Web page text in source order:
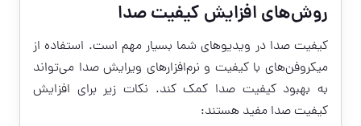
روش‌های افزایش کیفیت صدا
کیفیت صدا در ویدیوهای شما بسیار مهم است. استفاده از
میکروفن‌های با کیفیت و نرم‌افزارهای ویرایش صدا می‌تواند
به بهبود کیفیت صدا کمک کند. نکات زیر برای افزایش
کیفیت صدا مفید هستند: